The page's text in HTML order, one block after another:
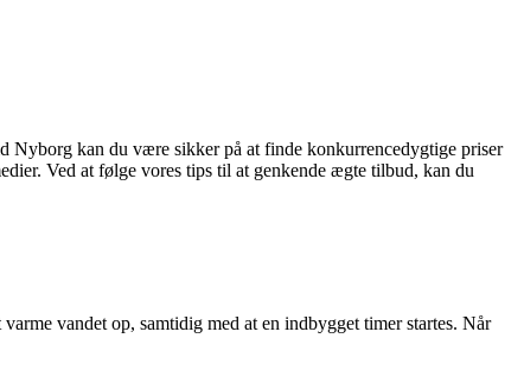
kan du være sikker på at finde konkurrencedygtige priser
Ved at følge vores tips til at genkende ægte tilbud, kan du
vandet op, samtidig med at en indbygget timer startes. Når